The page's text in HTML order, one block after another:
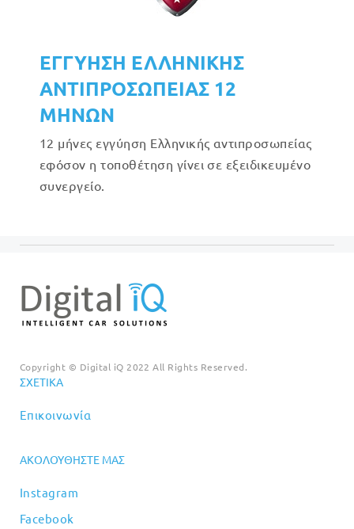
ΕΓΓΥΗΣΗ ΕΛΛΗΝΙΚΗΣ
ΑΝΤΙΠΡΟΣΩΠΕΙΑΣ 12
ΜΗΝΩΝ
12 μήνες εγγύηση Ελληνικής αντιπροσωπείας
εφόσον η τοποθέτηση γίνει σε εξειδικευμένο
συνεργείο.
Copyright © Digital iQ 2022 All Rights Reserved.
ΣΧΕΤΙΚΆ
Επικοινωνία
ΑΚΟΛΟΥΘΉΣΤΕ ΜΑΣ
Instagram
Facebook